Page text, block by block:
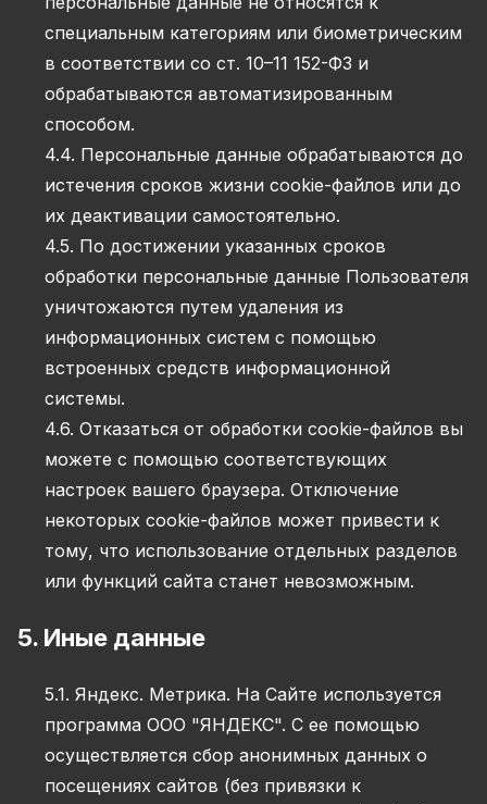
специальным категориям или биометрическим
в соответствии со ст. 10–11 152-ФЗ и
обрабатываются автоматизированным
способом.
4.4. Персональные данные обрабатываются до
истечения сроков жизни cookie-файлов или до
их деактивации самостоятельно.
4.5. По достижении указанных сроков
обработки персональные данные Пользователя
уничтожаются путем удаления из
информационных систем с помощью
встроенных средств информационной
системы.
4.6. Отказаться от обработки cookie-файлов вы
можете с помощью соответствующих
настроек вашего браузера. Отключение
некоторых cookie-файлов может привести к
тому, что использование отдельных разделов
или функций сайта станет невозможным.
5. Иные данные
5.1. Яндекс. Метрика. На Сайте используется
программа ООО "ЯНДЕКС". С ее помощью
осуществляется сбор анонимных данных о
посещениях сайтов (без привязки к